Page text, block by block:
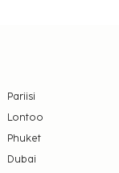
Pariisi
Lontoo
Phuket
Dubai